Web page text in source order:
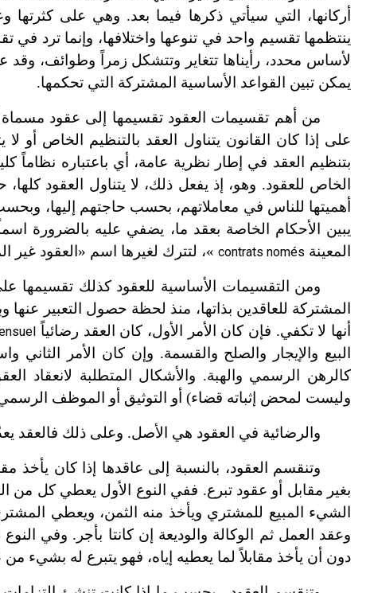
أركانها، التي سيأتي ذكرها فيما بعد. وهي على
ينتظمها تقسيم واحد في تنوعها واختلافها، وإنما ترد
لأساس محدد، رأيناها تتغاير وتتشكل زمراً وطوائف،
يمكن تبين القواعد الأساسية المشتركة التي تحكمها.
من أهم تقسيمات العقود تقسيمها إلى عقود مسماة
على إذا كان القانون يتناول العقد بالتنظيم الخاص أو لا
بتنظيم العقد في إطار نظرية عامة، أي باعتباره نظاماً
الخاص للعقود. وهو، إذ يفعل ذلك، لا يتناول العقود
أهميتها للناس في معاملاتهم، بحسب حاجتهم إليها،
يبين الأحكام الخاصة بعقد ما، يضفي عليه بالضرورة
المعينة contrats només »، لتترك لغيرها اسم «العقود غير
ومن التقسيمات الأساسية للعقود كذلك تقسيمها
المشتركة للعاقدين بذاتها، منذ لحظة حصول التعبير
أنها لا تكفي. فإن كان الأمر الأول، كان العقد رضائياً
البيع والإيجار والصلح والقسمة. وإن كان الأمر الثاني
كالرهن الرسمي والهبة. والأشكال المتطلبة لانعقاد
وليست لمحض إثباته قضاء) أو التوثيق أو الموظف
والرضائية في العقود هي الأصل. وعلى ذلك فالعقد
وتنقسم العقود، بالنسبة إلى عاقدها إذا كان يأخذ
بغير مقابل أو عقود تبرع. ففي النوع الأول يعطي كل من
الشيء المبيع للمشتري ويأخذ منه الثمن، ويعطي
وعقد العمل ثم الوكالة والوديعة إن كانتا بأجر. وفي
دون أن يأخذ مقابلاً لما يعطيه إياه، فهو يتبرع له بشيء من